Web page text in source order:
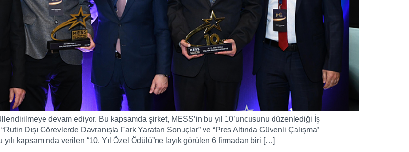
devam ediyor. Bu kapsamda şirket, MESS’in bu yıl 10’uncusunu düzenlediği İş
Dışı Görevlerde Davranışla Fark Yaratan Sonuçlar” ve “Pres Altında Güvenli Çalışma”
kapsamında verilen “10. Yıl Özel Ödülü”ne layık görülen 6 firmadan biri […]